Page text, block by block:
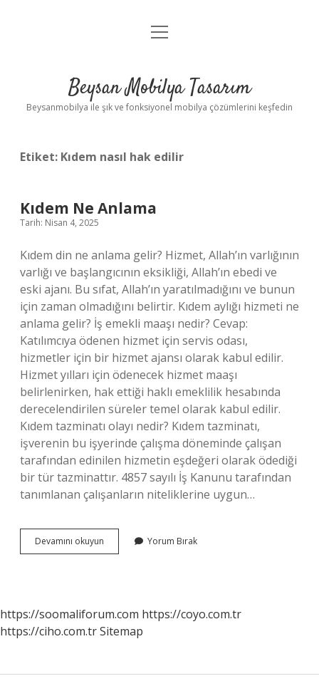
Anasayfa
Yasal Uyarı
menüyü
Beysan Mobilya Tasarım
Beysanmobilya ile şık ve fonksiyonel mobilya çözümlerini keşfedin
Etiket: Kıdem nasıl hak edilir
Kıdem Ne Anlama
Tarih: Nisan 4, 2025
Kıdem din ne anlama gelir? Hizmet, Allah’ın varlığının
varlığı ve başlangıcının eksikliği, Allah’ın ebedi ve
eski ajanı. Bu sıfat, Allah’ın yaratılmadığını ve bunun
için zaman olmadığını belirtir. Kıdem aylığı hizmeti ne
anlama gelir? İş emekli maaşı nedir? Cevap:
Katılımcıya ödenen hizmet için servis odası,
hizmetler için bir hizmet ajansı olarak kabul edilir.
Hizmet yılları için ödenecek hizmet maaşı
belirlenirken, hak ettiği haklı emeklilik hesabında
derecelendirilen süreler temel olarak kabul edilir.
Kıdem tazminatı olayı nedir? Kıdem tazminatı,
işverenin bu işyerinde çalışma döneminde çalışan
tarafından edinilen hizmetin eşdeğeri olarak ödediği
bir tür tazminattır. 4857 sayılı İş Kanunu tarafından
tanımlanan çalışanların niteliklerine uygun…
Devamını okuyun
Ne
Yorum Bırak
https://soomaliforum.com https://coyo.com.tr
https://ciho.com.trSitemap